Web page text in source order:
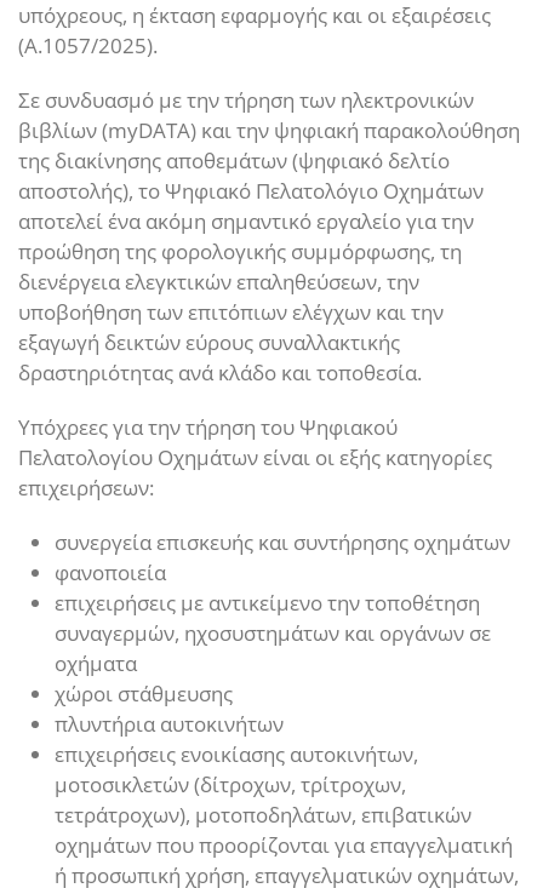
υπόχρεους, η έκταση εφαρμογής και οι εξαιρέσεις
(Α.1057/2025).
Σε συνδυασμό με την τήρηση των ηλεκτρονικών
βιβλίων (myDATA) και την ψηφιακή παρακολούθηση
της διακίνησης αποθεμάτων (ψηφιακό δελτίο
αποστολής), το Ψηφιακό Πελατολόγιο Οχημάτων
αποτελεί ένα ακόμη σημαντικό εργαλείο για την
προώθηση της φορολογικής συμμόρφωσης, τη
διενέργεια ελεγκτικών επαληθεύσεων, την
υποβοήθηση των επιτόπιων ελέγχων και την
εξαγωγή δεικτών εύρους συναλλακτικής
δραστηριότητας ανά κλάδο και τοποθεσία.
Υπόχρεες για την τήρηση του Ψηφιακού
Πελατολογίου Οχημάτων είναι οι εξής κατηγορίες
επιχειρήσεων:
συνεργεία επισκευής και συντήρησης οχημάτων
φανοποιεία
επιχειρήσεις με αντικείμενο την τοποθέτηση
συναγερμών, ηχοσυστημάτων και οργάνων σε
οχήματα
χώροι στάθμευσης
πλυντήρια αυτοκινήτων
επιχειρήσεις ενοικίασης αυτοκινήτων,
μοτοσικλετών (δίτροχων, τρίτροχων,
τετράτροχων), μοτοποδηλάτων, επιβατικών
οχημάτων που προορίζονται για επαγγελματική
ή προσωπική χρήση, επαγγελματικών οχημάτων,